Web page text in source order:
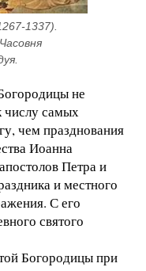
1337).
не
числу самых
чем празднования
Иоанна
Петра и
и местного
С его
святого
Богородицы при